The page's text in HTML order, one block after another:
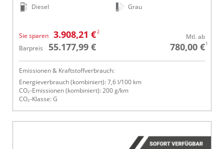
Diesel Grau
Sie sparen 3.908,21 €2
Barpreis 55.177,99 €
Mtl. ab
780,00 €1
Emissionen & Kraftstoffverbrauch:
Energieverbrauch (kombiniert): 7,6 l/100 km
CO₂-Emissionen (kombiniert): 200 g/km
CO₂-Klasse: G